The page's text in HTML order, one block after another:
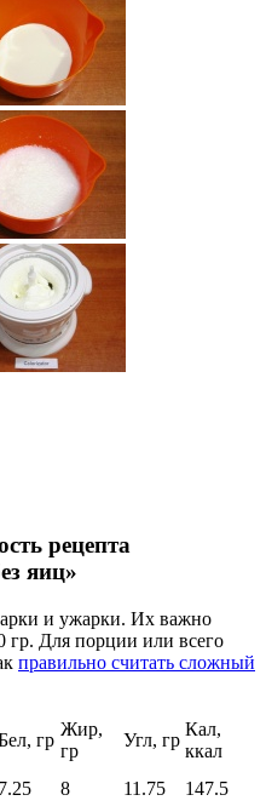
рецепта
яиц»
и ужарки. Их важно
гр. Для порции или всего
правильно считать сложный
гр
Жир,
гр
Угл, гр
Кал,
ккал
7.25 8 11.75 147.5